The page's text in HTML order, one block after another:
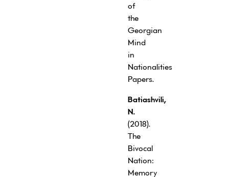
of
the
Georgian
Mind
in
Nationalities
Papers.
Batiashvili,
N.
(2018).
The
Bivocal
Nation:
Memory